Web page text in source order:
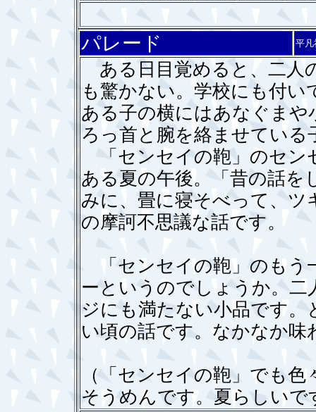
パレード 平凡
ある日目覚めると、二人
も驚かない。学校にも付
ある子の横にはあなぐま
ろっ首と腕を絡ませている
「センセイの鞄」のセン
ある夏の午後。「昔の話
みに、畳に寝そべって、ツ
の摩訶不思議な話です。
「センセイの鞄」のもう
ーというのでしょうか。二
ジにも満たない小品です
い頃の話です。なかなか
（「センセイの鞄」でも
そうめんです。夏らしいで